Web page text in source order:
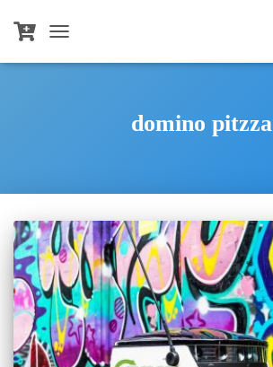
TOGGLE
NAVIGATION
domino pitzza